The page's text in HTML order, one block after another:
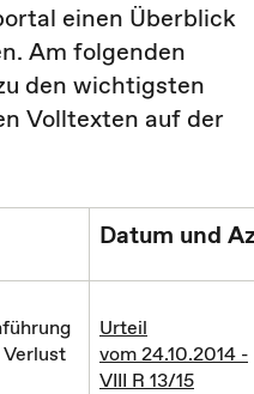
einen Überblick
Am folgenden
den wichtigsten
Volltexten auf der
Datum und
Urteil
vom 24.10.2014 -
VIII R 13/15